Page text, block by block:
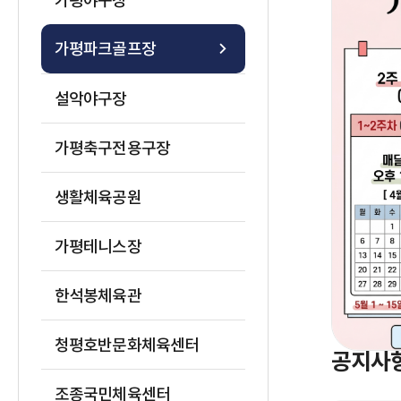
가평파크골프장
설악야구장
가평축구전용구장
생활체육공원
가평테니스장
한석봉체육관
청평호반문화체육센터
조종국민체육센터
공지사